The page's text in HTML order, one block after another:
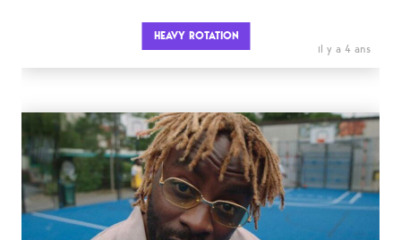
HEAVY ROTATION
il y a 4 ans